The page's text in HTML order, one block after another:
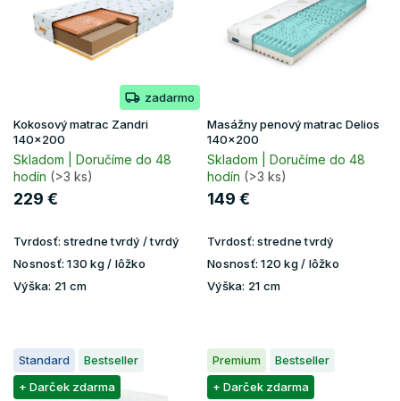
u
k
t
o
v
zadarmo
Kokosový matrac Zandri
140x200
Skladom | Doručíme do 48
hodín (>3 ks)
229 €
Tvrdosť: stredne tvrdý / tvrdý
Nosnosť: 130 kg / lôžko
Výška: 21 cm
Masážny penový matrac Delios
140x200
Skladom | Doručíme do 48
hodín (>3 ks)
149 €
Tvrdosť: stredne tvrdý
Nosnosť: 120 kg / lôžko
Výška: 21 cm
Standard
Bestseller
+ Darček zdarma
Premium
Bestseller
+ Darček zdarma